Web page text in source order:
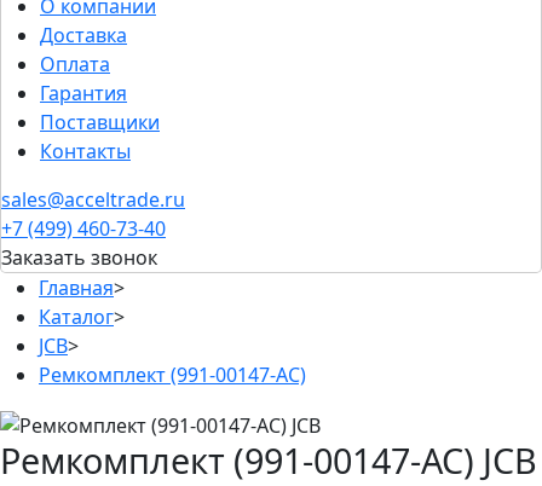
О компании
Доставка
Оплата
Гарантия
Поставщики
Контакты
sales@acceltrade.ru
+7 (499) 460-73-40
Заказать звонок
Главная>
Каталог>
JCB>
Ремкомплект (991-00147-AC)
Ремкомплект (991-00147-AC) JCB